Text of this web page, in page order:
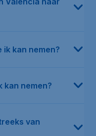
kan nemen?
kan nemen?
van